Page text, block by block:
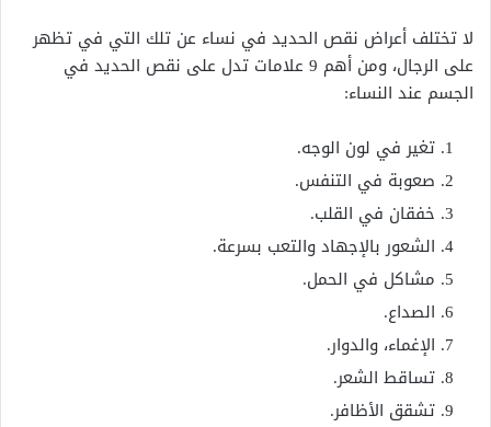
لا تختلف أعراض نقص الحديد في نساء عن تلك التي في تظهر
على الرجال، ومن أهم 9 علامات تدل على نقص الحديد في
الجسم عند النساء:
تغير في لون الوجه.
صعوبة في التنفس.
خفقان في القلب.
الشعور بالإجهاد والتعب بسرعة.
مشاكل في الحمل.
الصداع.
الإغماء، والدوار.
تساقط الشعر.
تشقق الأظافر.